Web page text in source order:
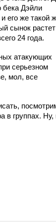
бека Дэйли
его же такой
сынок
24 года.
атакующих
серьезном
мол, все
в группах. Ну,